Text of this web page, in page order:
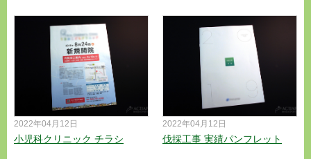
2022年04月12日
小児科クリニック チラシ
2022年04月12日
伐採工事 実績パンフレット